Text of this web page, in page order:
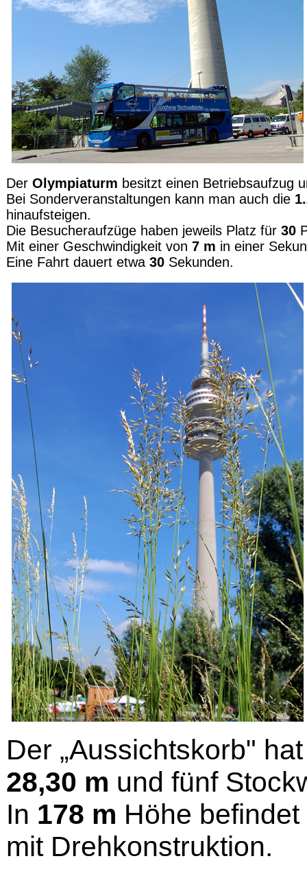
Der Olympiaturm besitzt einen Betriebsaufzug
Bei Sonderveranstaltungen kann man auch die
hinaufsteigen.
Die Besucheraufzüge haben jeweils Platz für 30
Mit einer Geschwindigkeit von 7 m in einer
Eine Fahrt dauert etwa 30 Sekunden.
Der „Aussichtskorb"
28,30 m und fünf
In 178 m Höhe
mit Drehkonstruktion.